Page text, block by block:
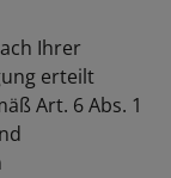
Ihrer
erteilt
Art. 6 Abs. 1